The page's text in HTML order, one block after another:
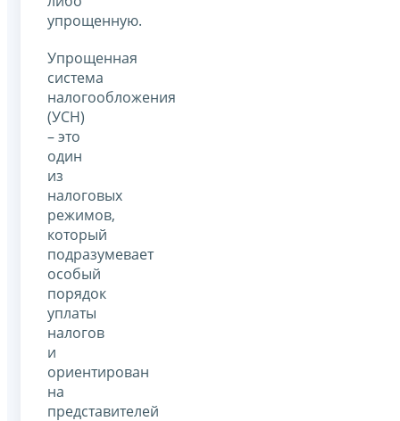
упрощенную.
Упрощенная
система
налогообложения
(УСН)
– это
один
из
налоговых
режимов,
который
подразумевает
особый
порядок
уплаты
налогов
и
ориентирован
на
представителей